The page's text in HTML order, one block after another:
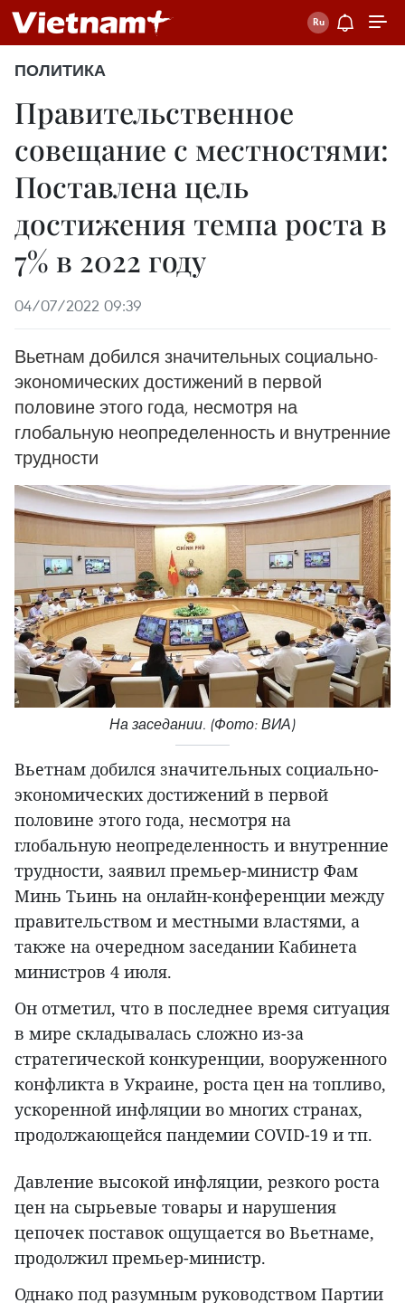
ПОЛИТИКА
Правительственное
совещание с местностями:
Поставлена цель
достижения темпа роста в
7% в 2022 году
04/07/2022 09:39
Вьетнам добился значительных социально-
экономических достижений в первой
половине этого года, несмотря на
глобальную неопределенность и внутренние
трудности
На заседании. (Фото: ВИА)
Вьетнам добился значительных социально-
экономических достижений в первой
половине этого года, несмотря на
глобальную неопределенность и внутренние
трудности, заявил премьер-министр Фам
Минь Тьинь на онлайн-конференции между
правительством и местными властями, а
также на очередном заседании Кабинета
министров 4 июля.
Он отметил, что в последнее время ситуация
в мире складывалась сложно из-за
стратегической конкуренции, вооруженного
конфликта в Украине, роста цен на топливо,
ускоренной инфляции во многих странах,
продолжающейся пандемии COVID-19 и тп.
Давление высокой инфляции, резкого роста
цен на сырьевые товары и нарушения
цепочек поставок ощущается во Вьетнаме,
продолжил премьер-министр.
Однако под разумным руководством Партии